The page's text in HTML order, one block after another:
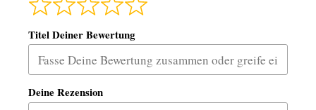
Titel Deiner Bewertung
Deine Rezension